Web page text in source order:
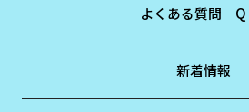
よくある質問 Q
新着情報